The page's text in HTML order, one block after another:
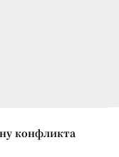
конфликта